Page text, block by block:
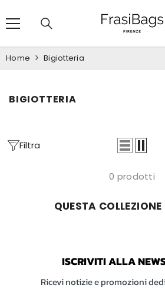
Home Bigiotteria
BIGIOTTERIA
Filtra
0 prodotti
QUESTA
ISCRIVITI ALLA
Ricevi notizie e promozioni